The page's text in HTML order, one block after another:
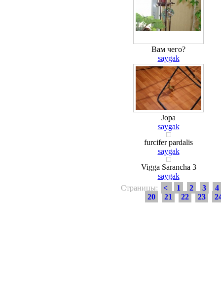
Вам чего?
saygak
Jopa
saygak
furcifer pardalis
saygak
Vigga Sarancha 3
saygak
Страницы:
< 1 2 3
4
20
21 22 23